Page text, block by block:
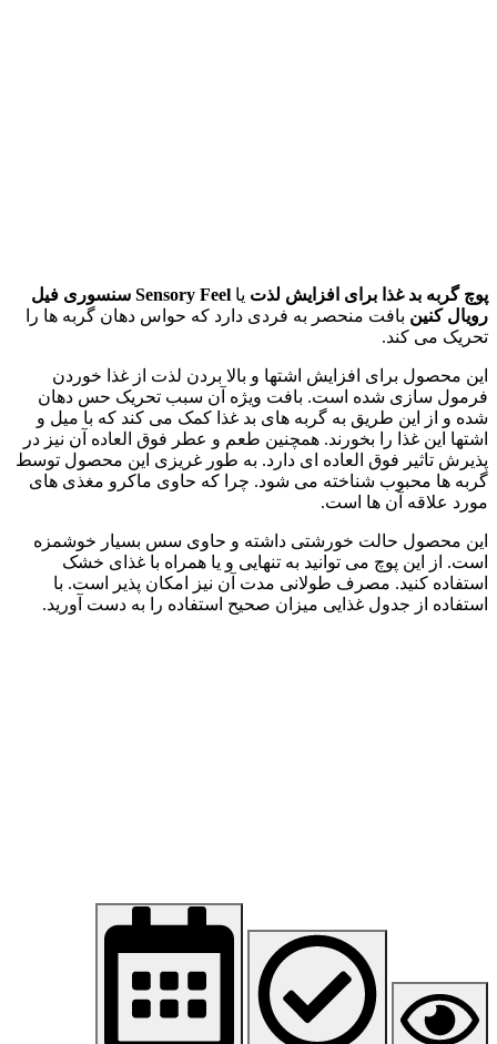
پوچ گربه بد غذا برای افزایش لذت یا Sensory Feel سنسوری فیل
رویال کنین بافت منحصر به فردی دارد که حواس دهان گربه ها را
تحریک می کند.
این محصول برای افزایش اشتها و بالا بردن لذت از غذا خوردن
فرمول سازی شده است. بافت ویژه آن سبب تحریک حس دهان
شده و از این طریق به گربه های بد غذا کمک می کند که با میل و
اشتها این غذا را بخورند. همچنین طعم و عطر فوق العاده آن نیز در
پذیرش تاثیر فوق العاده ای دارد. به طور غریزی این محصول توسط
گربه ها محبوب شناخته می شود. چرا که حاوی ماکرو مغذی های
مورد علاقه آن ها است.
این محصول حالت خورشتی داشته و حاوی سس بسیار خوشمزه
است. از این پوچ می توانید به تنهایی و یا همراه با غذای خشک
استفاده کنید. مصرف طولانی مدت آن نیز امکان پذیر است. با
استفاده از جدول غذایی میزان صحیح استفاده را به دست آورید.